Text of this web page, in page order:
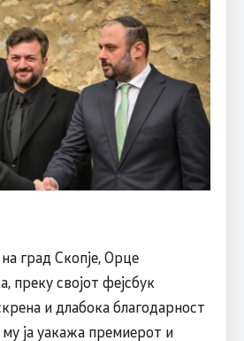
град Скопје, Орце
преку својот фејсбук
и длабока благодарност
ја уакажа премиерот и